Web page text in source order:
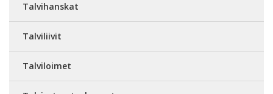
Talvihanskat
Talviliivit
Talviloimet